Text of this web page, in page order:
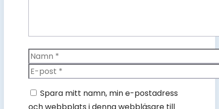
Namn
E-
Spara mitt namn, min e-postadress
och webbplats i denna webbläsare till